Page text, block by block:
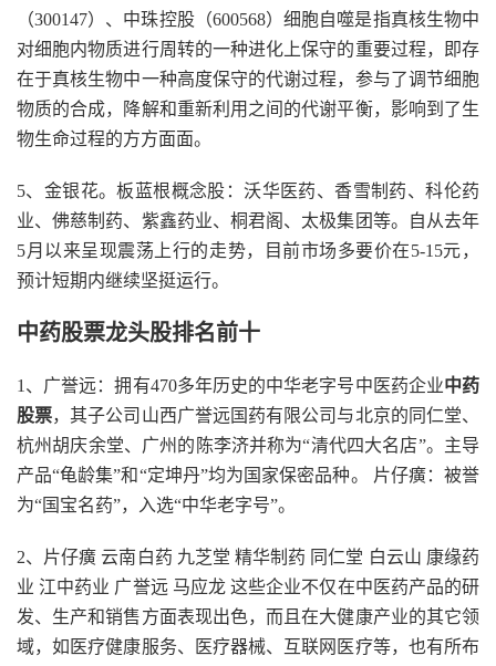
（300147）、中珠控股（600568）细胞自噬是指真核生物中
对细胞内物质进行周转的一种进化上保守的重要过程，即存
在于真核生物中一种高度保守的代谢过程，参与了调节细胞
物质的合成，降解和重新利用之间的代谢平衡，影响到了生
物生命过程的方方面面。
5、金银花。板蓝根概念股：沃华医药、香雪制药、科伦药
业、佛慈制药、紫鑫药业、桐君阁、太极集团等。自从去年
5月以来呈现震荡上行的走势，目前市场多要价在5-15元，
预计短期内继续坚挺运行。
中药股票龙头股排名前十
1、广誉远：拥有470多年历史的中华老字号中医药企业中药
股票，其子公司山西广誉远国药有限公司与北京的同仁堂、
杭州胡庆余堂、广州的陈李济并称为“清代四大名店”。主导
产品“龟龄集”和“定坤丹”均为国家保密品种。 片仔癀：被誉
为“国宝名药”，入选“中华老字号”。
2、片仔癀 云南白药 九芝堂 精华制药 同仁堂 白云山 康缘药
业 江中药业 广誉远 马应龙 这些企业不仅在中医药产品的研
发、生产和销售方面表现出色，而且在大健康产业的其它领
域，如医疗健康服务、医疗器械、互联网医疗等，也有所布